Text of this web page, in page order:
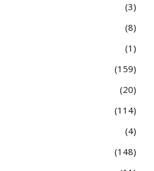
3
8
1
159
20
114
4
148